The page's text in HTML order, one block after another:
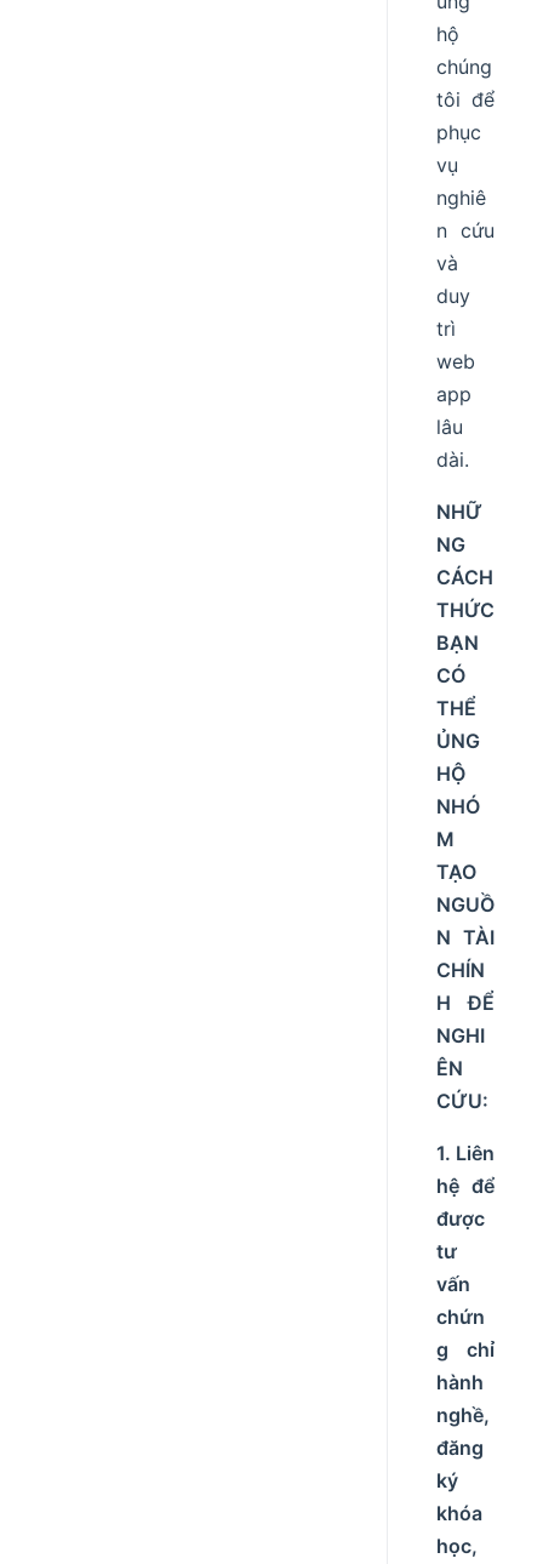
hộ
chúng
tôi để
phục
vụ
nghiê
n cứu
và
duy
trì
web
app
lâu
dài.
NHỮ
NG
CÁCH
THỨC
BẠN
CÓ
THỂ
ỦNG
HỘ
NHÓ
M
TẠO
NGUỒ
N TÀI
CHÍN
H ĐỂ
NGHI
ÊN
CỨU:
1. Liên
hệ để
được
tư
vấn
chứn
g chỉ
hành
nghề,
đăng
ký
khóa
học,